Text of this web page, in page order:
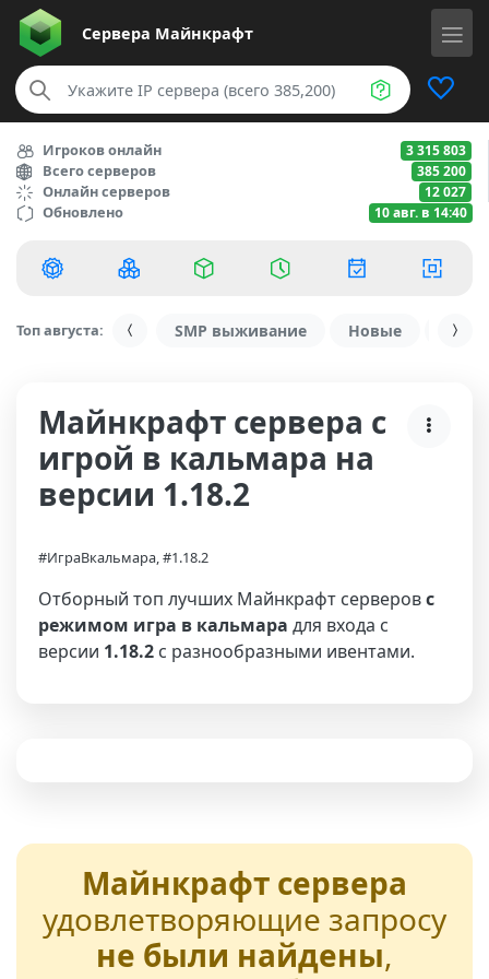
Сервера Майнкрафт
Игроков онлайн 3 315 803
Всего серверов 385 200
Онлайн серверов 12 027
Обновлено 10 авг. в 14:40
Топ августа: SMP выживание Новые С
Майнкрафт сервера с
игрой в кальмара на
версии 1.18.2
#ИграВкальмара, #1.18.2
Отборный топ лучших Майнкрафт серверовс
режимом игра в кальмара для входа с
версии 1.18.2 с разнообразными ивентами.
Майнкрафт сервера
удовлетворяющие запросу
не были найдены,